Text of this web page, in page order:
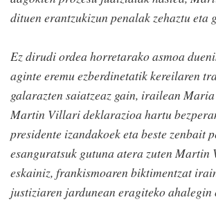
dituen erantzukizun penalak zehaztu eta
Ez dirudi ordea horretarako asmoa
aginte eremu ezberdinetatik kereilaren
galarazten saiatzeaz gain, irailean
Martin Villari deklarazioa hartu
presidente izandakoek eta beste zenbait
esanguratsuk gutuna atera zuten Martin
eskainiz, frankismoaren biktimentzat
justiziaren jardunean eragiteko ahalegin